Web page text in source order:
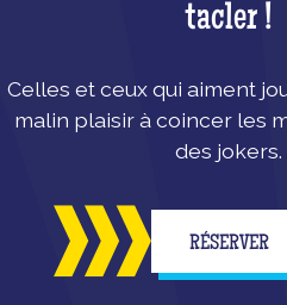
tacler !
Celles et ceux qui aiment
malin plaisir à coincer les
des jokers.
RÉSERVER